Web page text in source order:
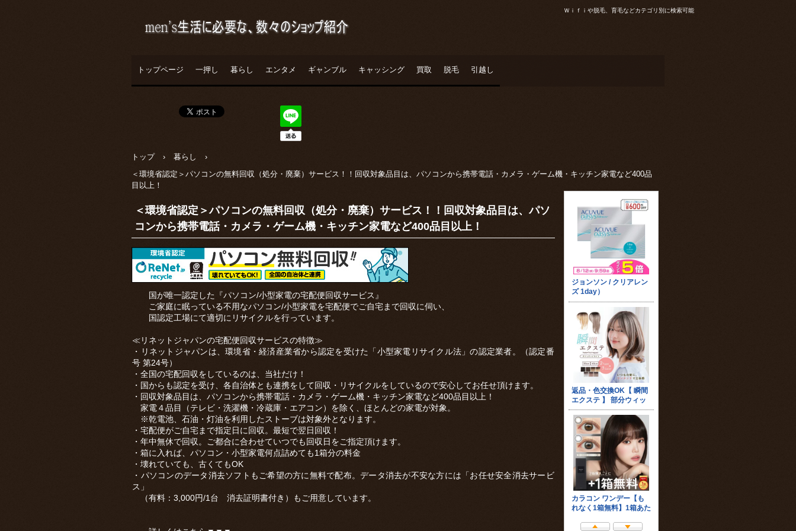
Ｗｉｆｉや脱毛、育毛などカテゴリ別に検索可能
トップページ 一押し 暮らし エンタメ ギャンブル キャッシング 買取 脱毛 引越し
トップ › 暮らし
›
＜環境省認定＞パソコンの無料回収（処分・廃棄）サービス！！回収対象品目は、パソコンから携帯電話・カメラ・ゲーム機・キッチン家電など400品
目以上！
＜環境省認定＞パソコンの無料回収（処分・廃棄）サービス！！回収対象品目は、パソ
コンから携帯電話・カメラ・ゲーム機・キッチン家電など400品目以上！
国が唯一認定した『パソコン/小型家電の宅配便回収サービス』
ご家庭に眠っている不用なパソコン/小型家電を宅配便でご自宅まで回収に伺い、
国認定工場にて適切にリサイクルを行っています。
≪リネットジャパンの宅配便回収サービスの特徴≫
・リネットジャパンは、環境省・経済産業省から認定を受けた「小型家電リサイクル法」の認定業者。（認定番
号 第24号）
・全国の宅配回収をしているのは、当社だけ！
・国からも認定を受け、各自治体とも連携をして回収・リサイクルをしているので安心してお任せ頂けます。
・回収対象品目は、パソコンから携帯電話・カメラ・ゲーム機・キッチン家電など400品目以上！
家電４品目（テレビ・洗濯機・冷蔵庫・エアコン）を除く、ほとんどの家電が対象。
※乾電池、石油・灯油を利用したストーブは対象外となります。
・宅配便がご自宅まで指定日に回収。最短で翌日回収！
・年中無休で回収。ご都合に合わせていつでも回収日をご指定頂けます。
・箱に入れば、パソコン・小型家電何点詰めても1箱分の料金
・壊れていても、古くてもOK
・パソコンのデータ消去ソフトもご希望の方に無料で配布。データ消去が不安な方には「お任せ安全消去サービ
ス」
（有料：3,000円/1台 消去証明書付き）もご用意しています。